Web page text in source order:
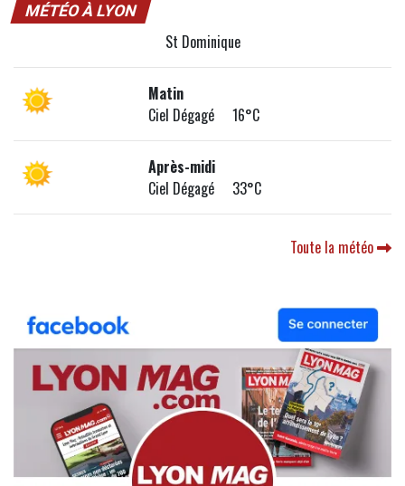
MÉTÉO À LYON
St Dominique
Matin
Ciel Dégagé 16°C
Après-midi
Ciel Dégagé 33°C
Toute la météo